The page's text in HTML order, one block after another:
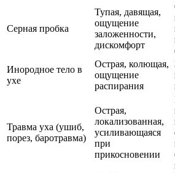
Серная пробка
Тупая, давящая,
ощущение
заложенности,
дискомфорт
Инородное тело в
ухе
Острая, колющая,
ощущение
распирания
Травма уха (ушиб,
порез, баротравма)
Острая,
локализованная,
усиливающаяся
при
прикосновении